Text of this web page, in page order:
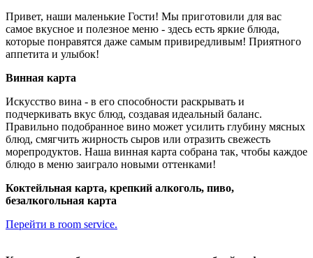
Привет, наши маленькие Гости! Мы приготовили для вас
самое вкусное и полезное меню - здесь есть яркие блюда,
которые понравятся даже самым привиредливым! Приятного
аппетита и улыбок!
Винная карта
Искусство вина - в его способности раскрывать и
подчеркивать вкус блюд, создавая идеальный баланс.
Правильно подобранное вино может усилить глубину мясных
блюд, смягчить жирность сыров или отразить свежесть
морепродуктов. Наша винная карта собрана так, чтобы каждое
блюдо в меню заиграло новыми оттенками!
Коктейльная карта, крепкий алкоголь, пиво,
безалкогольная карта
Перейти в room service.